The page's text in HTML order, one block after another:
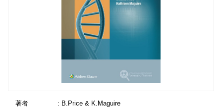
著者
: B.Price & K.Maguire